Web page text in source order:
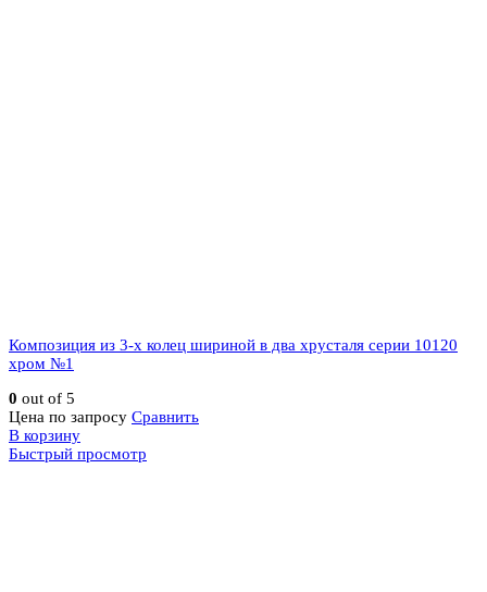
Композиция из 3-х колец шириной в два хрусталя серии 10120
хром №1
0 out of 5
Цена по запросу Сравнить
В корзину
Быстрый просмотр